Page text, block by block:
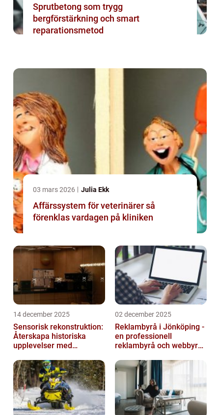
Sprutbetong som trygg
bergförstärkning och smart
reparationsmetod
03 mars 2026 Julia Ekk
Affärssystem för veterinärer så
förenklas vardagen på kliniken
14 december 2025
Sensorisk rekonstruktion:
Återskapa historiska
upplevelser med
02 december 2025
Reklambyrå i Jönköping -
en professionell
reklambyrå och webbyrå
kommunikati...